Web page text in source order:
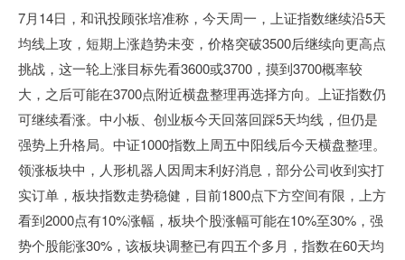
7月14日，和讯投顾张培准称，今天周一，上证指数继续沿5天
均线上攻，短期上涨趋势未变，价格突破3500后继续向更高点
挑战，这一轮上涨目标先看3600或3700，摸到3700概率较
大，之后可能在3700点附近横盘整理再选择方向。上证指数仍
可继续看涨。中小板、创业板今天回落回踩5天均线，但仍是
强势上升格局。中证1000指数上周五中阳线后今天横盘整理。
领涨板块中，人形机器人因周末利好消息，部分公司收到实打
实订单，板块指数走势稳健，目前1800点下方空间有限，上方
看到2000点有10%涨幅，板块个股涨幅可能在10%至30%，强
势个股能涨30%，该板块调整已有四五个多月，指数在60天均